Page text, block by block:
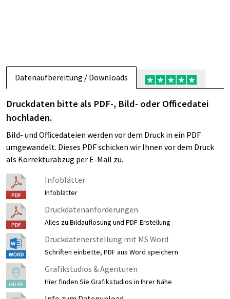
Datenaufbereitung / Downloads
Druckdaten bitte als PDF-, Bild- oder Officedatei
hochladen.
Bild- und Officedateien werden vor dem Druck in ein PDF
umgewandelt. Dieses PDF schicken wir Ihnen vor dem Druck
als Korrekturabzug per E-Mail zu.
Infoblätter
Infoblätter
Druckdatenanforderungen
Alles zu Bildauflösung und PDF-Erstellung
Druckdatenerstellung mit MS Word
Schriften einbette, PDF aus Word speichern
Grafikstudios & Agenturen
Hier finden Sie Grafikstudios in Ihrer Nähe